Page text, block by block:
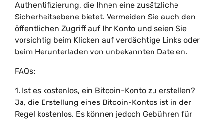
Authentifizierung, die Ihnen eine zusätzliche
Sicherheitsebene bietet. Vermeiden Sie auch den
öffentlichen Zugriff auf Ihr Konto und seien Sie
vorsichtig beim Klicken auf verdächtige Links oder
beim Herunterladen von unbekannten Dateien.
FAQs:
1. Ist es kostenlos, ein Bitcoin-Konto zu erstellen?
Ja, die Erstellung eines Bitcoin-Kontos ist in der
Regel kostenlos. Es können jedoch Gebühren für